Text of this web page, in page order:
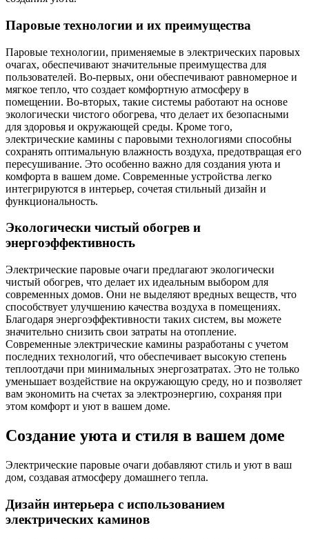
Паровые технологии и их преимущества
Паровые технологии, применяемые в электрических паровых
очагах, обеспечивают значительные преимущества для
пользователей. Во-первых, они обеспечивают равномерное и
мягкое тепло, что создает комфортную атмосферу в
помещении. Во-вторых, такие системы работают на основе
экологически чистого обогрева, что делает их безопасными
для здоровья и окружающей среды. Кроме того,
электрические камины с паровыми технологиями способны
сохранять оптимальную влажность воздуха, предотвращая его
пересушивание. Это особенно важно для создания уюта и
комфорта в вашем доме. Современные устройства легко
интегрируются в интерьер, сочетая стильный дизайн и
функциональность.
Экологически чистый обогрев и
энергоэффективность
Электрические паровые очаги предлагают экологически
чистый обогрев, что делает их идеальным выбором для
современных домов. Они не выделяют вредных веществ, что
способствует улучшению качества воздуха в помещениях.
Благодаря энергоэффективности таких систем, вы можете
значительно снизить свои затраты на отопление.
Современные электрические камины разработаны с учетом
последних технологий, что обеспечивает высокую степень
теплоотдачи при минимальных энергозатратах. Это не только
уменьшает воздействие на окружающую среду, но и позволяет
вам экономить на счетах за электроэнергию, сохраняя при
этом комфорт и уют в вашем доме.
Создание уюта и стиля в вашем доме
Электрические паровые очаги добавляют стиль и уют в ваш
дом, создавая атмосферу домашнего тепла.
Дизайн интерьера с использованием
электрических каминов